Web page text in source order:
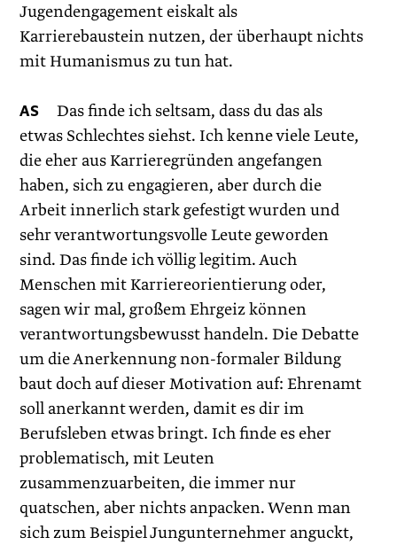
Jugendengagement eiskalt als
Karrierebaustein nutzen, der überhaupt nichts
mit Humanismus zu tun hat.
AS Das finde ich seltsam, dass du das als
etwas Schlechtes siehst. Ich kenne viele Leute,
die eher aus Karrieregründen angefangen
haben, sich zu engagieren, aber durch die
Arbeit innerlich stark gefestigt wurden und
sehr verantwortungsvolle Leute geworden
sind. Das finde ich völlig legitim. Auch
Menschen mit Karriereorientierung oder,
sagen wir mal, großem Ehrgeiz können
verantwortungsbewusst handeln. Die Debatte
um die Anerkennung non-formaler Bildung
baut doch auf dieser Motivation auf: Ehrenamt
soll anerkannt werden, damit es dir im
Berufsleben etwas bringt. Ich finde es eher
problematisch, mit Leuten
zusammenzuarbeiten, die immer nur
quatschen, aber nichts anpacken. Wenn man
sich zum Beispiel Jungunternehmer anguckt,